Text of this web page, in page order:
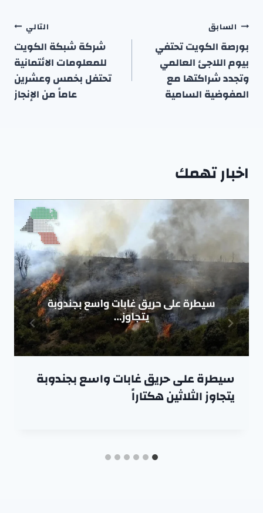
تصفّح
المقالات
السابق
بورصة الكويت تحتفي
بيوم اللاجئ العالمي
وتجدد شراكتها مع
المفوضية السامية
التالي
شركة شبكة الكويت
للمعلومات الائتمانية
تحتفل بخمس وعشرين
عاماً من الإنجاز
اخبار تهمك
سيطرة على حريق غابات واسع بجندوبة
يتجاوز الثلاثين هكتاراً